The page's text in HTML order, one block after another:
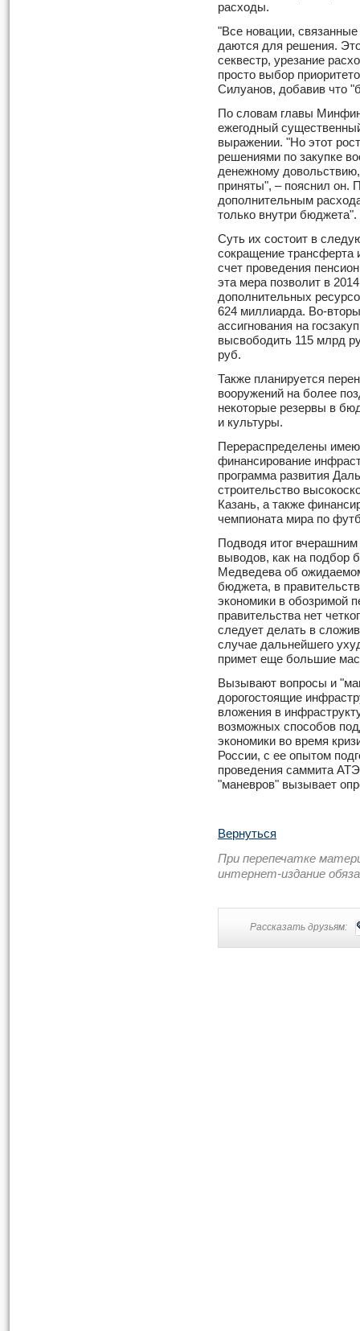
расходы.
"Все новации,
даются для решения.
секвестр, урезание
просто выбор
Силуанов, добавив что
По словам главы
ежегодный
выражении. "Но этот
решениями по закупке
денежному
приняты", – пояснил он.
дополнительным
только внутри бюджета".
Суть их состоит в
сокращение
счет проведения
эта мера позволит в
дополнительных
624 миллиарда. Во-
ассигнования на
высвободить 115 млрд
руб.
Также планируется
вооружений на более
некоторые резервы в
и культуры.
Перераспределены
финансирование
программа развития
строительство
Казань, а также
чемпионата мира по
Подводя итог
выводов, как на подбор
Медведева об
бюджета, в
экономики в обозримой
правительства нет
следует делать в
случае дальнейшего
примет еще большие
Вызывают вопросы и
дорогостоящие
вложения в
возможных способов
экономики во время
России, с ее опытом
проведения саммита
"маневров" вызывает
Вернуться
При перепечатке
интернет-издание
Рассказать друзьям: